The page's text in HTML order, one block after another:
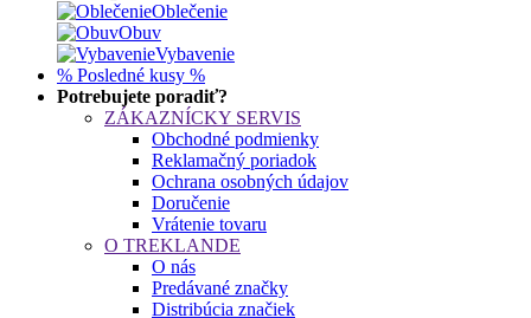
Oblečenie
Obuv
Vybavenie
% Posledné kusy %
Potrebujete poradiť?
ZÁKAZNÍCKY SERVIS
Obchodné podmienky
Reklamačný poriadok
Ochrana osobných údajov
Doručenie
Vrátenie tovaru
O TREKLANDE
O nás
Predávané značky
Distribúcia značiek